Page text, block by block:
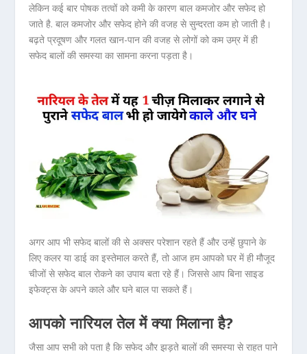
लेकिन कई बार पोषक तत्वों को कमी के कारण बाल कमजोर और सफेद हो
जाते है. बाल कमजोर और सफेद होने की वजह से सुन्दरता कम हो जाती है।
बढ़ते प्रदूषण और गलत खान-पान की वजह से लोगों को कम उम्र में ही
सफेद बालों की समस्या का सामना करना पड़ता है।
अगर आप भी सफेद बालों की से अक्सर परेशान रहते हैं और उन्हें छुपाने के
लिए कलर या डाई का इस्तेमाल करते हैं, तो आज हम आपको घर में ही मौजूद
चीजों से सफेद बाल रोकने का उपाय बता रहे हैं। जिससे आप बिना साइड
इफेक्ट्स के अपने काले और घने बाल पा सकते हैं।
आपको नारियल तेल में क्या मिलाना है?
जैसा आप सभी को पता है कि सफेद और झड़ते बालों की समस्या से राहत पाने